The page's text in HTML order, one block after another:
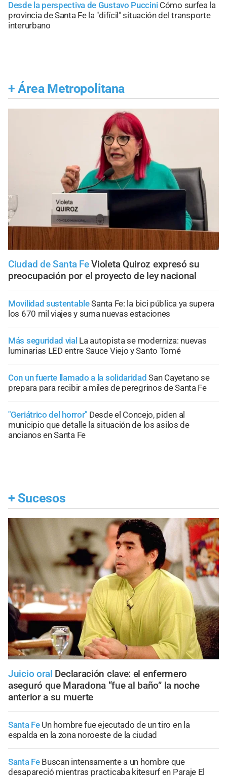
Desde la perspectiva de Gustavo Puccini Cómo surfea la
provincia de Santa Fe la "difícil" situación del transporte
interurbano
+ Área Metropolitana
Ciudad de Santa Fe Violeta Quiroz expresó su
preocupación por el proyecto de ley nacional
Movilidad sustentableSanta Fe: la bici pública ya supera
los 670 mil viajes y suma nuevas estaciones
Más seguridad vial La autopista se moderniza: nuevas
luminarias LED entre Sauce Viejo y Santo Tomé
Con un fuerte llamado a la solidaridad San Cayetano se
prepara para recibir a miles de peregrinos de Santa Fe
"Geriátrico del horror" Desde el Concejo, piden al
municipio que detalle la situación de los asilos de
ancianos en Santa Fe
+ Sucesos
Juicio oral Declaración clave: el enfermero
aseguró que Maradona “fue al baño” la noche
anterior a su muerte
Santa Fe Un hombre fue ejecutado de un tiro en la
espalda en la zona noroeste de la ciudad
Santa Fe Buscan intensamente a un hombre que
desapareció mientras practicaba kitesurf en Paraje El